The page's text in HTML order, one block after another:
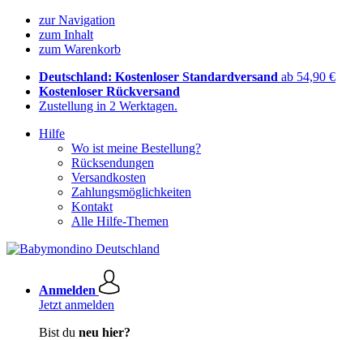
zur Navigation
zum Inhalt
zum Warenkorb
Deutschland: Kostenloser Standardversand ab 54,90 €
Kostenloser Rückversand
Zustellung in 2 Werktagen.
Hilfe
Wo ist meine Bestellung?
Rücksendungen
Versandkosten
Zahlungsmöglichkeiten
Kontakt
Alle Hilfe-Themen
Anmelden
Jetzt anmelden
Bist du neu hier?